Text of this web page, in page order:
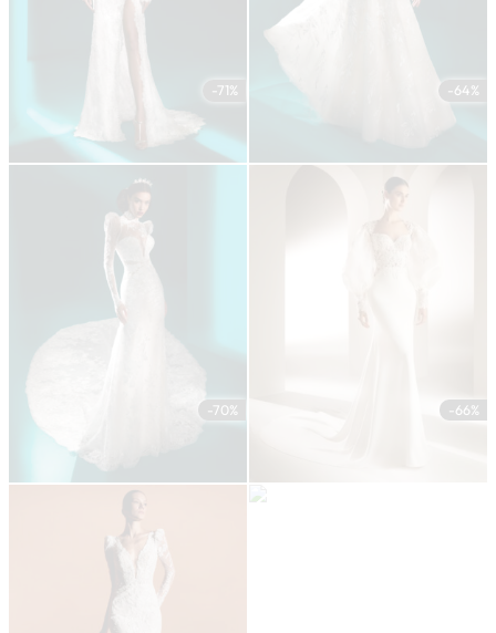
-71% -64%
-70% -66%